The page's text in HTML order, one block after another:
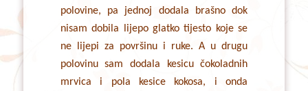
polovine, pa jednoj dodala brašno dok
nisam dobila lijepo glatko tijesto koje se
ne lijepi za površinu i ruke. A u drugu
polovinu sam dodala kesicu čokoladnih
mrvica i pola kesice kokosa, i onda